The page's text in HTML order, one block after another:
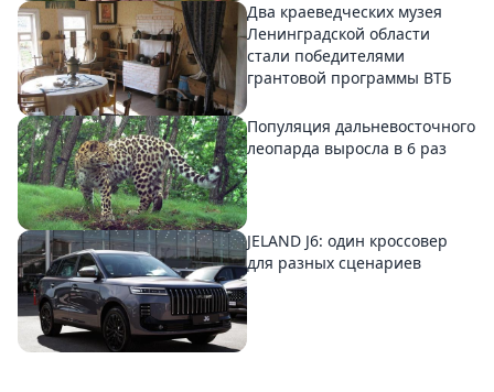
Два краеведческих музея
Ленинградской области
стали победителями
грантовой программы ВТБ
Популяция дальневосточного
леопарда выросла в 6 раз
JELAND J6: один кроссовер
для разных сценариев